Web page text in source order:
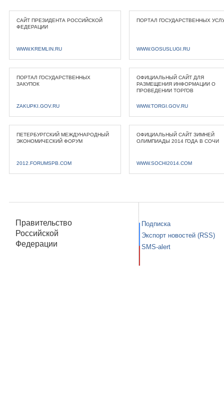
САЙТ ПРЕЗИДЕНТА РОССИЙСКОЙ
ФЕДЕРАЦИИ
WWW.KREMLIN.RU
ПОРТАЛ ГОСУДАРСТВЕННЫХ
WWW.GOSUSLUGI.RU
ПОРТАЛ ГОСУДАРСТВЕННЫХ
ЗАКУПОК
ZAKUPKI.GOV.RU
ОФИЦИАЛЬНЫЙ САЙТ ДЛЯ
РАЗМЕЩЕНИЯ ИНФОРМАЦИИ О
ПРОВЕДЕНИИ ТОРГОВ
WWW.TORGI.GOV.RU
ПЕТЕРБУРГСКИЙ МЕЖДУНАРОДНЫЙ
ЭКОНОМИЧЕСКИЙ ФОРУМ
2012.FORUMSPB.COM
ОФИЦИАЛЬНЫЙ САЙТ ЗИМНЕЙ
ОЛИМПИАДЫ 2014 ГОДА В СОЧИ
WWW.SOCHI2014.COM
Правительство
Российской
Федерации
Подписка
Экспорт новостей (RSS)
SMS-alert